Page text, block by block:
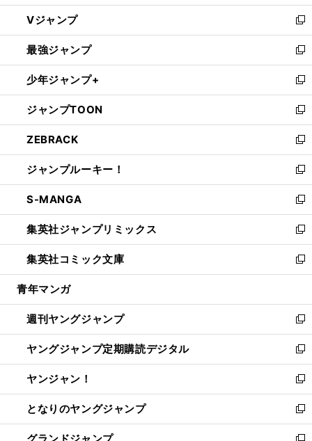
ウ
ィ
ン
ド
ウ
で
開
く
し
い
ウ
ィ
ン
ド
ウ
で
開
く
Vジャンプ
新
し
い
ウ
ィ
ン
ド
ウ
で
開
く
最強ジャンプ
新
し
い
ウ
ィ
ン
ド
ウ
で
開
く
少年ジャンプ+
新
し
い
ウ
ィ
ン
ド
ウ
で
開
く
ジャンプTOON
新
し
い
ウ
ィ
ン
ド
ウ
で
開
く
ZEBRACK
新
し
い
ウ
ィ
ン
ド
ウ
で
開
ジャンプルーキー！
新
し
い
ウ
ィ
ン
ド
ウ
開
く
S-MANGA
新
し
い
ウ
ィ
ン
ウ
で
開
く
集英社ジャンプリミックス
新
し
い
ウ
ン
ド
ウ
で
開
く
集英社コミック文庫
新
し
ウ
ィ
ン
ド
ウ
で
開
く
青年マンガ
週刊ヤングジャンプ
新
し
い
ウ
ィ
ン
ド
ウ
ヤングジャンプ定期購読デジタル
新
し
い
ウ
ィ
ン
ヤンジャン！
新
し
い
ウ
となりのヤングジャンプ
新
し